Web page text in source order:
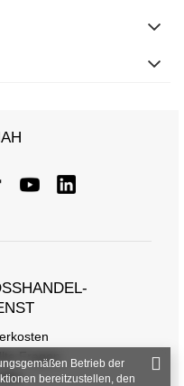
K
Fragen
Betrieb der
bereitzustellen, den